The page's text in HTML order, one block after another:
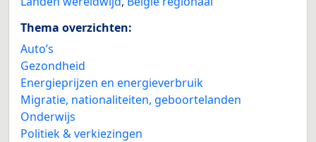
Thema overzichten:
Auto’s
Gezondheid
Energieprijzen en energieverbruik
Migratie, nationaliteiten, geboortelanden
Onderwijs
Politiek & verkiezingen